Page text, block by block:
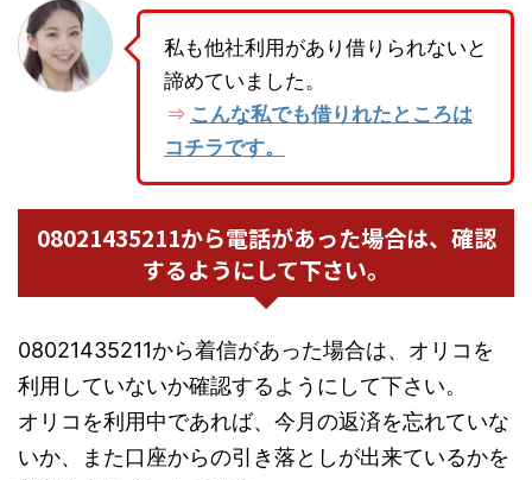
私も他社利用があり借りられないと
諦めていました。
⇒ こんな私でも借りれたところは
コチラです。
08021435211から電話があった場合は、確認
するようにして下さい。
08021435211から着信があった場合は、オリコを
利用していないか確認するようにして下さい。
オリコを利用中であれば、今月の返済を忘れていな
いか、また口座からの引き落としが出来ているかを